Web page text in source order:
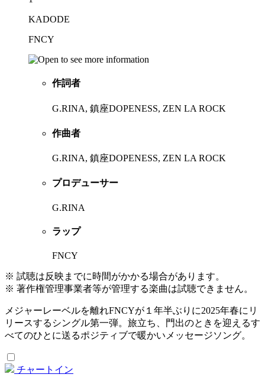
KADODE
FNCY
作詞者
G.RINA, 鎮座DOPENESS, ZEN LA ROCK
作曲者
G.RINA, 鎮座DOPENESS, ZEN LA ROCK
プロデューサー
G.RINA
ラップ
FNCY
※ 試聴は反映までに時間がかかる場合があります。
※ 著作権管理事業者等が管理する楽曲は試聴できません。
メジャーレーベルを離れFNCYが１年半ぶりに2025年春にリ
リースするシングル第一弾。旅立ち、門出のときを迎えるす
べてのひとに送るポジティブで暖かいメッセージソング。
チャートイン